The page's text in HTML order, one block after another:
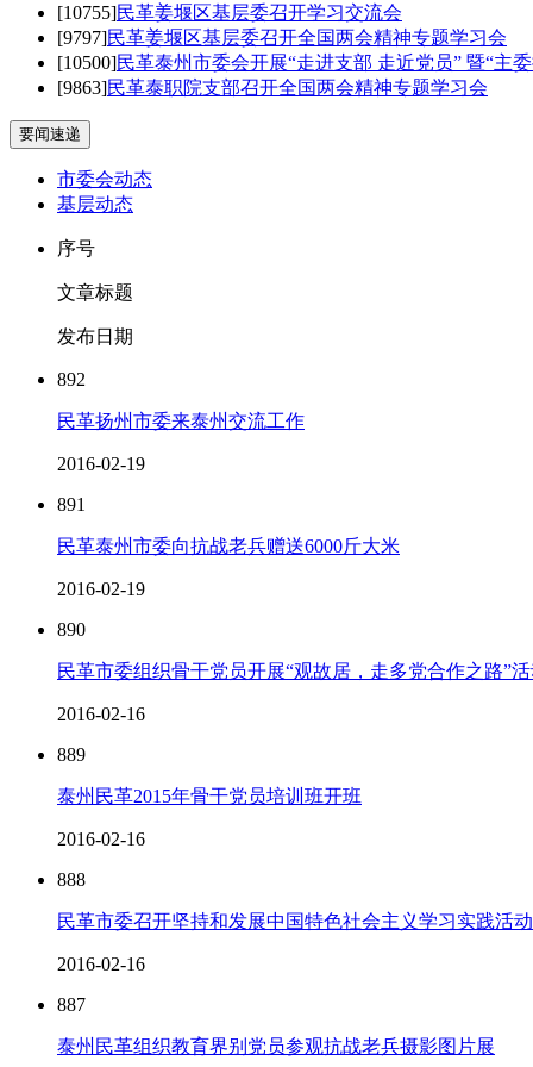
[10755]民革姜堰区基层委召开学习交流会
[9797]民革姜堰区基层委召开全国两会精神专题学习会
[10500]民革泰州市委会开展“走进支部 走近党员” 暨“主
[9863]民革泰职院支部召开全国两会精神专题学习会
要闻速递
市委会动态
基层动态
序号
文章标题
发布日期
892
民革扬州市委来泰州交流工作
2016-02-19
891
民革泰州市委向抗战老兵赠送6000斤大米
2016-02-19
890
民革市委组织骨干党员开展“观故居，走多党合作之路”
2016-02-16
889
泰州民革2015年骨干党员培训班开班
2016-02-16
888
民革市委召开坚持和发展中国特色社会主义学习实践活
2016-02-16
887
泰州民革组织教育界别党员参观抗战老兵摄影图片展